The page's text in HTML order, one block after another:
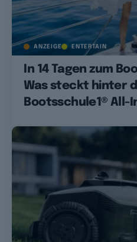
ANZEIGE ENTERTAIN
In 14 Tagen zum
Was steckt hinter
Bootsschule1® All-